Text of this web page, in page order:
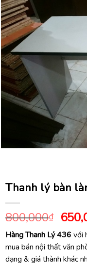
Thanh lý bàn
800,000₫ Giá
gốc
là:
Hàng Thanh Lý 436 với
mua bán nội thất văn
dạng & giá thành khác